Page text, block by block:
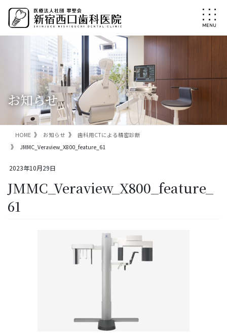
ン
ー
お知らせ
HOME お知らせ
歯科用CTによる精密診断
JMMC_Veraview_X800_feature_61
2023年10月29日
JMMC_Veraview_X800_feature_
61